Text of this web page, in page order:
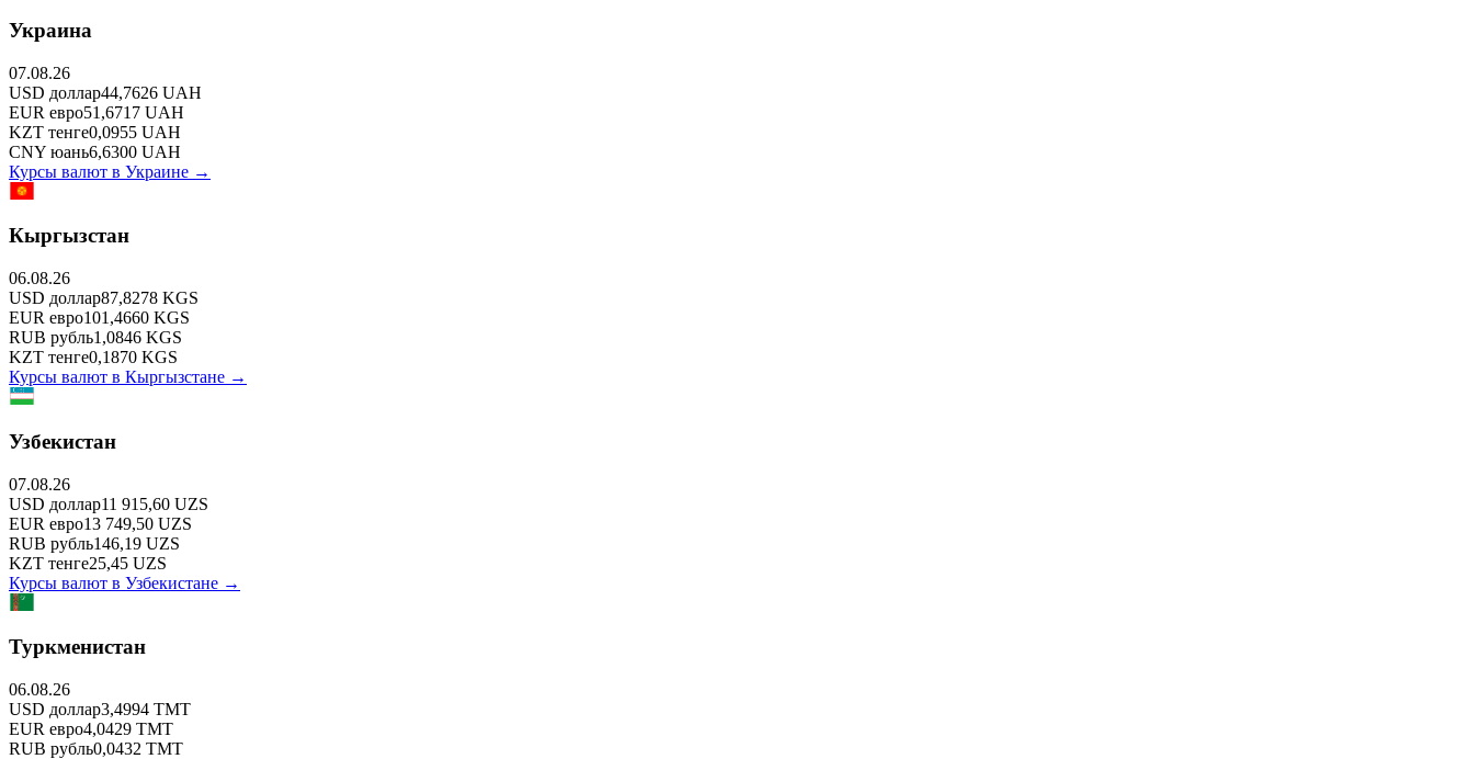
Украина
07.08.26
USD доллар44,7626 UAH
EUR евро51,6717 UAH
KZT тенге0,0955 UAH
CNY юань6,6300 UAH
Курсы валют в Украине →
Кыргызстан
06.08.26
USD доллар87,8278 KGS
EUR евро101,4660 KGS
RUB рубль1,0846 KGS
KZT тенге0,1870 KGS
Курсы валют в Кыргызстане →
Узбекистан
07.08.26
USD доллар11 915,60 UZS
EUR евро13 749,50 UZS
RUB рубль146,19 UZS
KZT тенге25,45 UZS
Курсы валют в Узбекистане →
Туркменистан
06.08.26
USD доллар3,4994 TMT
EUR евро4,0429 TMT
RUB рубль0,0432 TMT